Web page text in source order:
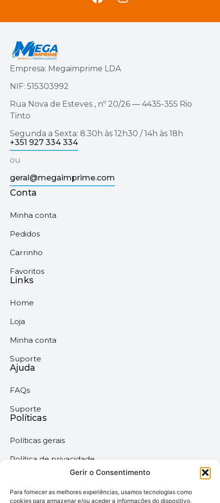
Gerir o Consentimento
Para fornecer as melhores experiências, usamos tecnologias como
cookies para armazenar e/ou aceder a informações do dispositivo.
Empresa: Megaimprime LDA
NIF: 515303992
Rua Nova de Esteves , nº 20/26 — 4435-355 Rio
Tinto
Segunda a Sexta: 8.30h às 12h30 / 14h às 18h
+351 927 334 334
ou
geral@megaimprime.com
Conta
Minha conta
Pedidos
Carrinho
Favoritos
Links
Home
Loja
Minha conta
Suporte
Ajuda
FAQs
Suporte
Políticas
Políticas gerais
Política de privacidade
Termos & Condições
Política de cookies